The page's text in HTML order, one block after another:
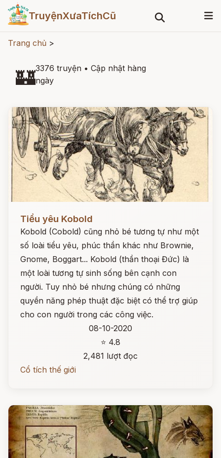
TruyệnXưaTíchCũ
Trang chủ >
🏰3376 truyện • Cập nhật hàng
ngày
Đọc ngay
Tiểu yêu Kobold
Kobold (Cobold) cũng nhỏ bé tương tự như một
số loài tiểu yêu, phúc thần khác như Brownie,
Gnome, Boggart... Kobold (thần thoại Đức) là
một loài tương tự sinh sống bên cạnh con
người. Tuy nhỏ bé nhưng chúng có những
quyền năng phép thuật đặc biệt có thể trợ giúp
cho con người trong các công việc.
08-10-2020
⭐ 4.8
2,481 lượt đọc
Cổ tích thế giới